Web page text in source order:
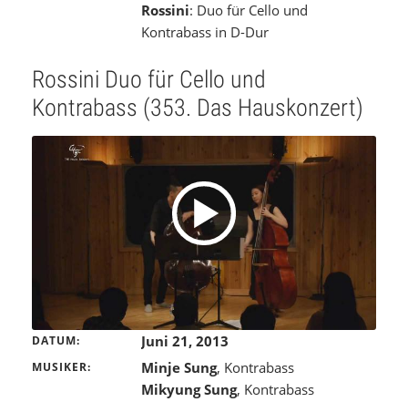
Rossini: Duo für Cello und
Kontrabass in D-Dur
Rossini Duo für Cello und
Kontrabass (353. Das Hauskonzert)
DATUM Juni 21, 2013
MUSIKER Minje Sung, Kontrabass
Mikyung Sung, Kontrabass